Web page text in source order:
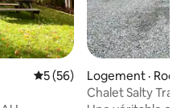
Note moyenne de 5 sur 5,
5 (56)
Logement ·
Chalet Salty Trails